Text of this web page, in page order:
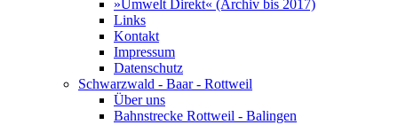
»Umwelt Direkt« (Archiv bis 2017)
Links
Kontakt
Impressum
Datenschutz
Schwarzwald - Baar - Rottweil
Über uns
Bahnstrecke Rottweil - Balingen